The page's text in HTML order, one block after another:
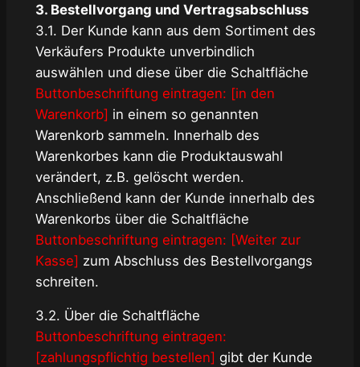
3. Bestellvorgang und Vertragsabschluss
3.1. Der Kunde kann aus dem Sortiment des
Verkäufers Produkte unverbindlich
auswählen und diese über die Schaltfläche
Buttonbeschriftung eintragen: [in den
Warenkorb] in einem so genannten
Warenkorb sammeln. Innerhalb des
Warenkorbes kann die Produktauswahl
verändert, z.B. gelöscht werden.
Anschließend kann der Kunde innerhalb des
Warenkorbs über die Schaltfläche
Buttonbeschriftung eintragen: [Weiter zur
Kasse] zum Abschluss des Bestellvorgangs
schreiten.
3.2. Über die Schaltfläche
Buttonbeschriftung eintragen:
[zahlungspflichtig bestellen] gibt der Kunde